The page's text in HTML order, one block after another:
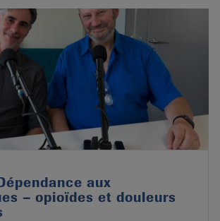
aux
– opioïdes et douleurs